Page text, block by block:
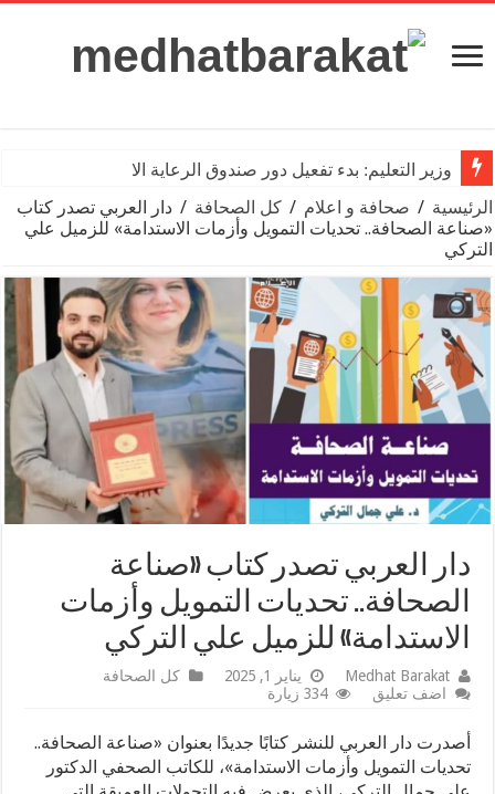
وزير التعليم: بدء تفعيل دور صندوق الرعاية الاجتماعية للمعلمين
الرئيسية / صحافة و اعلام / كل الصحافة / دار العربي تصدر كتاب
«صناعة الصحافة.. تحديات التمويل وأزمات الاستدامة» للزميل علي
التركي
دار العربي تصدر كتاب «صناعة
الصحافة.. تحديات التمويل وأزمات
الاستدامة» للزميل علي التركي
Medhat Barakat يناير 1, 2025
كل الصحافة
اضف تعليق
334 زيارة
أصدرت دار العربي للنشر كتابًا جديدًا بعنوان «صناعة الصحافة..
تحديات التمويل وأزمات الاستدامة»، للكاتب الصحفي الدكتور